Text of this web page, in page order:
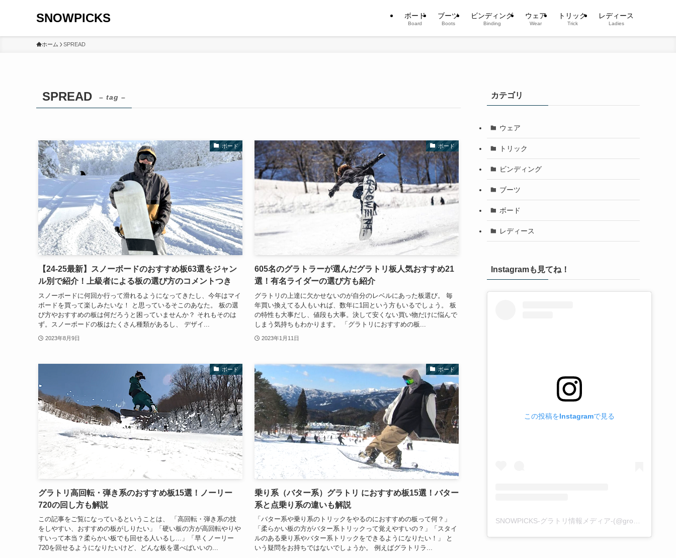
SNOWPICKS ボード
Board
ブーツ
Boots
ビンディング
Binding
ウェア
Wear
トリック
Trick
レディース
Ladies
ホーム SPREAD
SPREAD – tag –
ボード
【24-25最新】スノーボードのおすすめ板63選をジャン
ル別で紹介！上級者による板の選び方のコメントつき
スノーボードに何回か行って滑れるようになってきたし、今年はマイ
ボードを買って楽しみたいな！ と思っているそこのあなた。 板の選
び方やおすすめの板は何だろうと困っていませんか？ それもそのは
ず。スノーボードの板はたくさん種類があるし、 デザイ...
2023年8月9日
ボード
605名のグラトラーが選んだグラトリ板人気おすすめ21
選！有名ライダーの選び方も紹介
グラトリの上達に欠かせないのが自分のレベルにあった板選び。 毎
年買い換えてる人もいれば、数年に1回という方もいるでしょう。 板
の特性も大事だし、値段も大事。決して安くない買い物だけに悩んで
しまう気持ちもわかります。 「グラトリにおすすめの板...
2023年1月11日
ボード
グラトリ高回転・弾き系のおすすめ板15選！ノーリー
720の回し方も解説
この記事をご覧になっているということは、 「高回転・弾き系の技
をしやすい、おすすめの板がしりたい」「硬い板の方が高回転やりや
すいって本当？柔らかい板でも回せる人いるし...」「早くノーリー
720を回せるようになりたいけど、どんな板を選べばいいの...
ボード
乗り系（バター系）グラトリ におすすめ板15選！バター
系と点乗り系の違いも解説
「バター系や乗り系のトリックをやるのにおすすめの板って何？」
「柔らかい板の方がバター系トリックって覚えやすいの？」「スタイ
ルのある乗り系やバター系トリックをできるようになりたい！」 と
いう疑問をお持ちではないでしょうか。 例えばグラトリラ...
カテゴリ
ウェア
トリック
ビンディング
ブーツ
ボード
レディース
Instagramも見てね！
この投稿をInstagramで見る